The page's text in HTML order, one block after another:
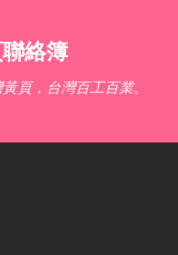
絡簿
頁，台灣百工百業。